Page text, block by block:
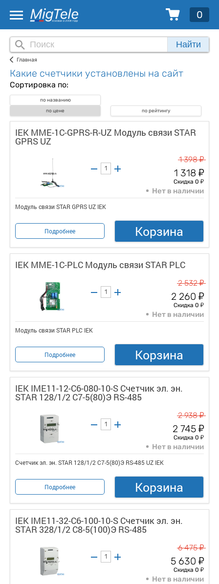
0
Найти
Главная
Какие счетчики установлены на сайт
Сортировка по:
по названию
по цене
по рейтингу
IEK MME-1C-GPRS-R-UZ Модуль связи STAR
GPRS UZ
1 398у
1 318 у
Скидка 0 у
Нет в наличии
Модуль связи STAR GPRS UZ IEK
Подробнее Корзина
IEK MME-1C-PLC Модуль связи STAR PLC
2 532у
2 260 у
Скидка 0 у
Нет в наличии
Модуль связи STAR PLC IEK
Подробнее Корзина
IEK IME11-12-C6-080-10-S Счетчик эл. эн.
STAR 128/1/2 С7-5(80)Э RS-485
2 938у
2 745 у
Скидка 0 у
Нет в наличии
Счетчик эл. эн. STAR 128/1/2 С7-5(80)Э RS-485 UZ IEK
Подробнее Корзина
IEK IME11-32-C6-100-10-S Счетчик эл. эн.
STAR 328/1/2 С8-5(100)Э RS-485
6 475у
5 630 у
Скидка 0 у
Нет в наличии